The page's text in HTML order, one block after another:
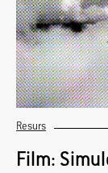
Resurs
Film: